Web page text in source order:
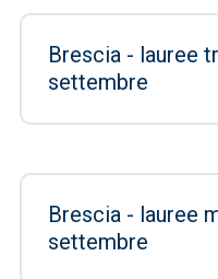
Brescia - lauree
settembre
Brescia - lauree
settembre